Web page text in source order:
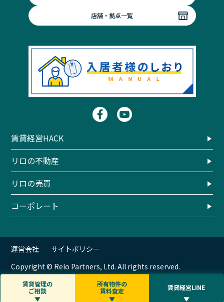
店舗・拠点一覧
コーポレート
リロの不動産
賃貸経営HACK
リロの売買
Copyright © Relo Partners, Ltd. All rights reserved.
運営会社 サイトポリシー
賃貸管理の
ご相談
所有物件の
賃料査定
賃貸経営LINE